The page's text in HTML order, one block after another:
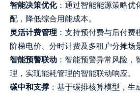
智能决策优化：通过智能能源策略优
配，降低综合用能成本。
灵活计费管理 ：支持预付费与后付
阶梯电价、分时计费及多租户分摊场
智能预警联动 ：智能预警异常风险
理，实现能耗管理的智能联动响应。
碳中和支撑 ：基于碳排核算模型，生